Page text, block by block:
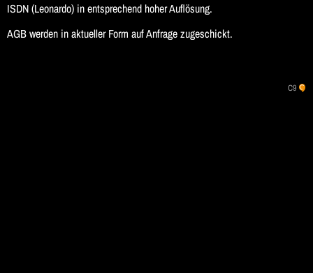
ISDN (Leonardo) in entsprechend hoher Auflösung.
AGB werden in aktueller Form auf Anfrage zugeschickt.
C9